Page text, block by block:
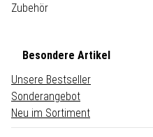
Zubehör
Besondere Artikel
Unsere Bestseller
Sonderangebot
Neu im Sortiment